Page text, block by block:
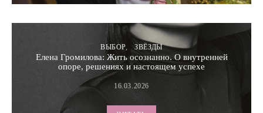
ВЫБОР ЗВЁЗДЫ
Елена Громилова: Жить осознанно. О внутренней
опоре, решениях и настоящем успехе
16.03.2026